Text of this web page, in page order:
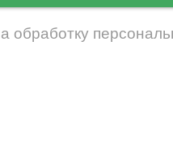
обработку